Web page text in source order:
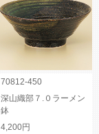
70812-450
深山織部７.０ラーメン
鉢
4,200円